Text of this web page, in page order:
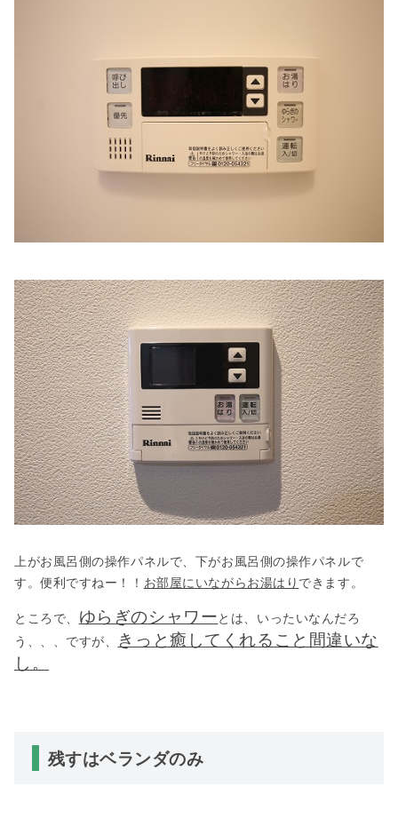
上がお風呂側の操作パネルで、下がお風呂側の操作パネルで
す。便利ですねー！！ お部屋にいながらお湯はり できます。
ところで、 ゆらぎのシャワーとは、いったいなんだろ
う、、、ですが、
きっと癒してくれること間違いな
し。
残すはベランダのみ